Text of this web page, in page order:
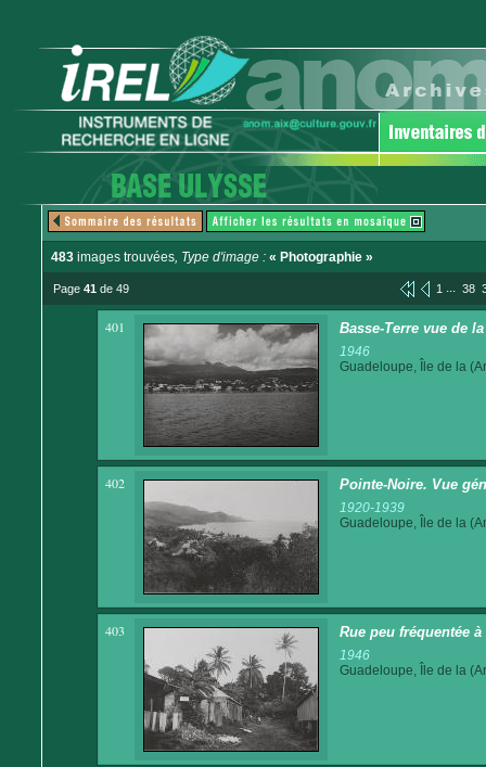
483 images trouvées, Type d'image : « Photographie »
Page 41 de 49 1 ... 38
401 Basse-Terre vue de
1946
Guadeloupe, Île de la
402 Pointe-Noire. Vue
1920-1939
Guadeloupe, Île de la
403 Rue peu fréquentée à
1946
Guadeloupe, Île de la